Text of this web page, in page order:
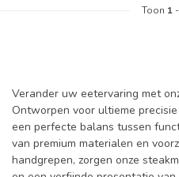
Toon 1 -
Verander uw eetervaring met
Ontworpen voor ultieme
een perfecte balans tussen
van premium materialen en
handgrepen, zorgen onze